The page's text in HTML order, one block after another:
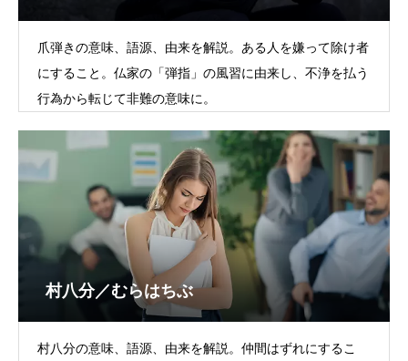
爪弾きの意味、語源、由来を解説。ある人を嫌って除け者
にすること。仏家の「弾指」の風習に由来し、不浄を払う
行為から転じて非難の意味に。
村八分／むらはちぶ
村八分の意味、語源、由来を解説。仲間はずれにするこ